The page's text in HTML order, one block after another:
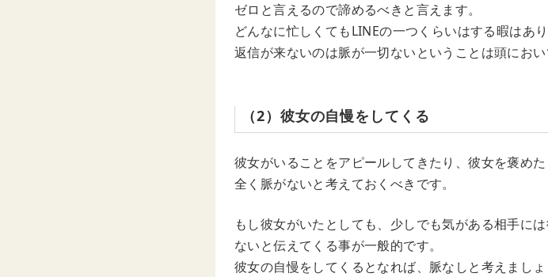
ゼロと言えるので諦めるべきと言えます。
どんなに忙しくてもLINEの一つくらいはする暇はあ
返信が来ないのは脈が一切ないということは頭におい
（2）彼女の自慢をしてくる
彼女がいることをアピールしてきたり、彼女を褒め
全く脈がないと考えておくべきです。
もし彼女がいたとしても、少しでも気がある相手に
ないと伝えてくる事が一般的です。
彼女の自慢をしてくるとなれば、脈なしと考えましょ